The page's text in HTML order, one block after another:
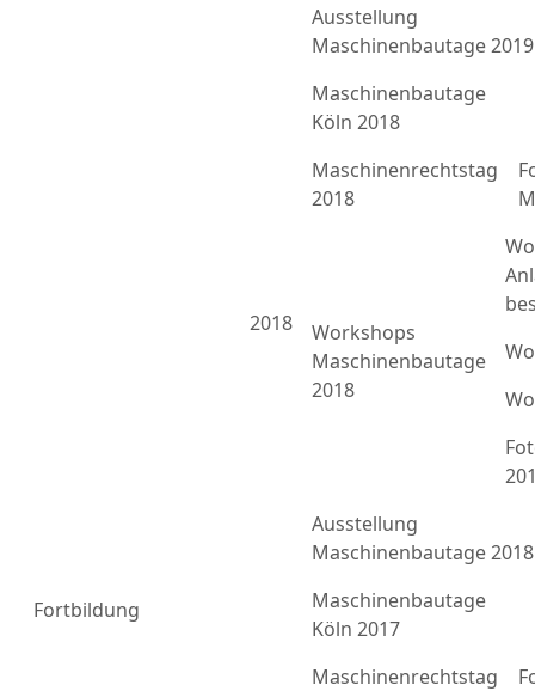
Fortbildung
Ausstellung
Maschinenbautage 2019
2018
Maschinenbautage
Köln 2018
Maschinenrechtstag
2018
Workshops
Maschinenbautage
2018
Ausstellung
Maschinenbautage 2018
Maschinenbautage
Köln 2017
Maschinenrechtstag